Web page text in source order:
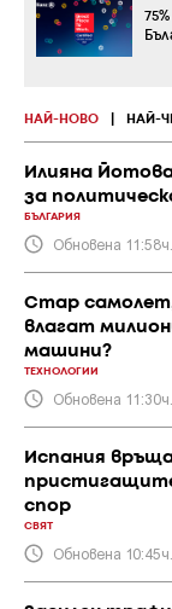
НАЙ-НОВО НАЙ-
Илияна
за
БЪЛГАРИЯ
Обновена
Стар
влагат
машини?
ТЕХНОЛОГИИ
Обновена
Испания
спор
СВЯТ
Обновена